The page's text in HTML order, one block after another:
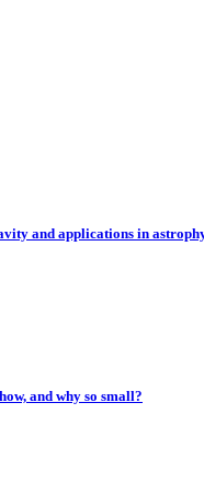
and applications in
and why so small?